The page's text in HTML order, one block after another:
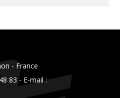
- France
83 - E-mail :